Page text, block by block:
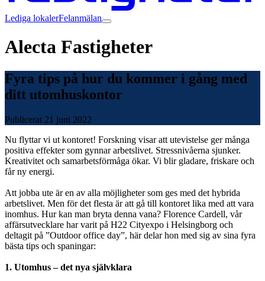
Lediga lokalerFelanmälan
Alecta Fastigheter
Fyra tips på hur du kommer i gång med
ditt utomhuskontor
Publicerat 21 juni 2022
Nu flyttar vi ut kontoret! Forskning visar att utevistelse ger många
positiva effekter som gynnar arbetslivet. Stressnivåerna sjunker.
Kreativitet och samarbetsförmåga ökar. Vi blir gladare, friskare och
får ny energi.
Att jobba ute är en av alla möjligheter som ges med det hybrida
arbetslivet. Men för det flesta är att gå till kontoret lika med att vara
inomhus. Hur kan man bryta denna vana? Florence Cardell, vår
affärsutvecklare har varit på H22 Cityexpo i Helsingborg och
deltagit på ”Outdoor office day”, här delar hon med sig av sina fyra
bästa tips och spaningar:
1. Utomhus – det nya självklara